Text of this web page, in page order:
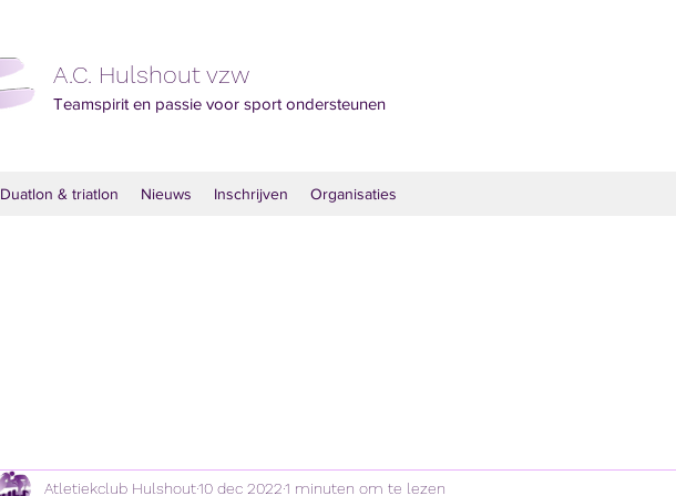
A.C. Hulshout vzw
Teamspirit en passie voor sport ondersteunen
Duatlon & triatlon Nieuws Inschrijven Organisaties
Atletiekclub Hulshout10 dec 20221 minuten om te lezen